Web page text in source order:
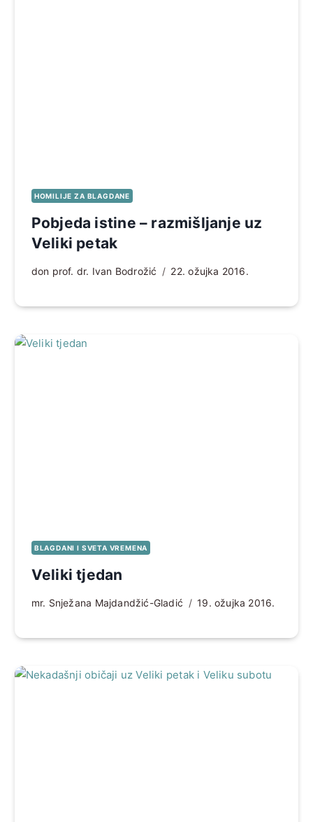
HOMILIJE ZA BLAGDANE
Pobjeda istine – razmišljanje uz
Veliki petak
don prof. dr. Ivan Bodrožić 22. ožujka 2016.
BLAGDANI I SVETA VREMENA
Veliki tjedan
mr. Snježana Majdandžić-Gladić 19. ožujka 2016.